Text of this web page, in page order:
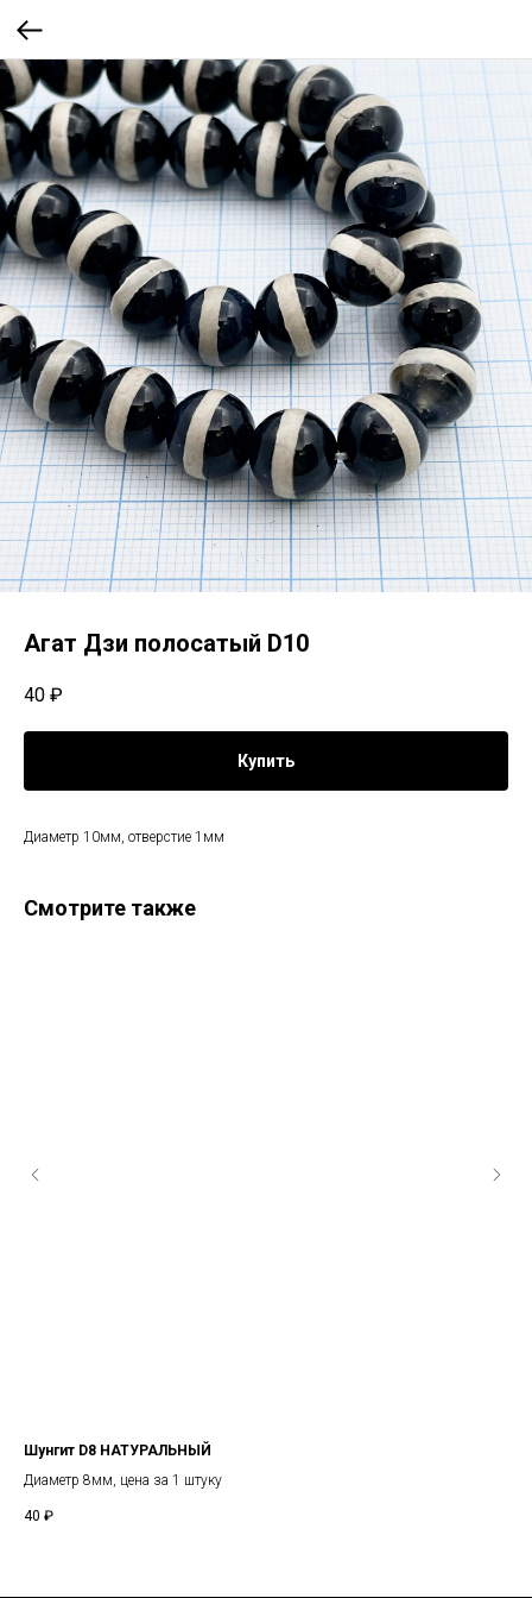
Агат Дзи полосатый D10
40 ₽
Купить
Диаметр 10мм, отверстие 1мм
Смотрите также
Шунгит D8 НАТУРАЛЬНЫЙ
Диаметр 8мм, цена за 1 штуку
40 ₽